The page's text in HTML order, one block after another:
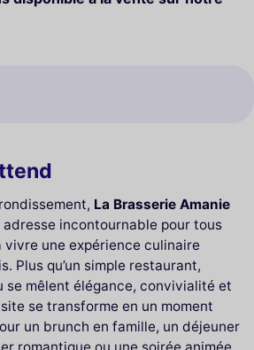
La Brasserie Amanie
adresse incontournable pour tous
une expérience culinaire
Plus qu’un simple restaurant,
se mêlent élégance, convivialité et
se transforme en un moment
un brunch en famille, un déjeuner